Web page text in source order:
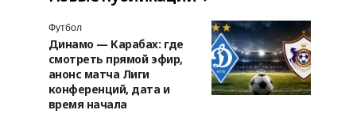
Футбол
Динамо — Карабах: где
смотреть прямой эфир,
анонс матча Лиги
конференций, дата и
время начала